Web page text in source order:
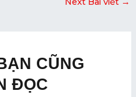
CŨNG
ĐỌC